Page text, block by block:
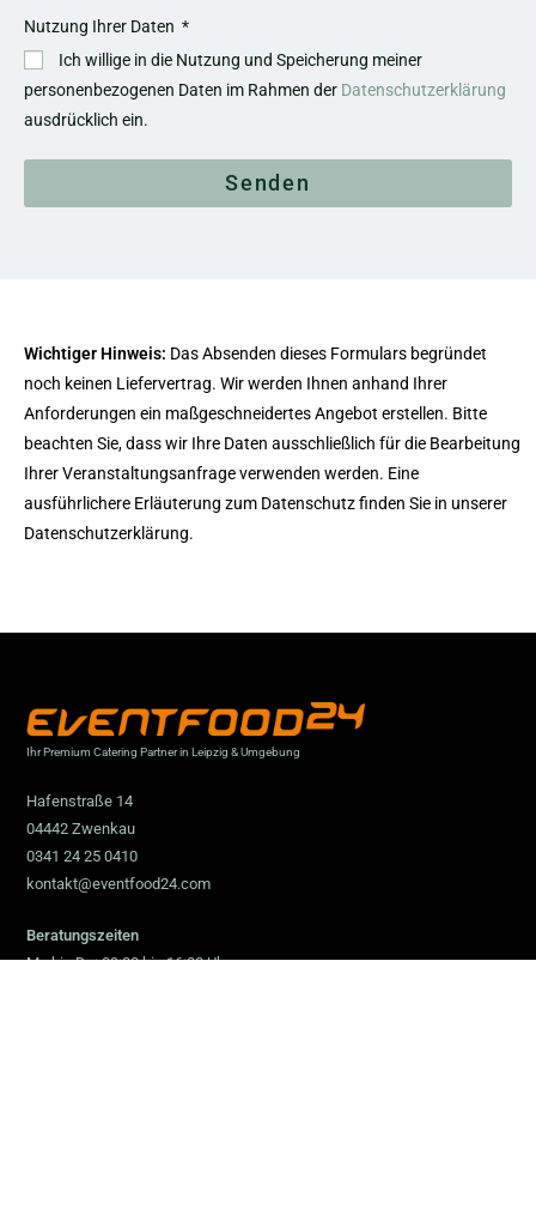
Nutzung Ihrer Daten
Ich willige in die Nutzung und Speicherung meiner
personenbezogenen Daten im Rahmen der Datenschutzerklärung
ausdrücklich ein.
Senden
Wichtiger Hinweis: Das Absenden dieses Formulars begründet
noch keinen Liefervertrag. Wir werden Ihnen anhand Ihrer
Anforderungen ein maßgeschneidertes Angebot erstellen. Bitte
beachten Sie, dass wir Ihre Daten ausschließlich für die Bearbeitung
Ihrer Veranstaltungsanfrage verwenden werden. Eine
ausführlichere Erläuterung zum Datenschutz finden Sie in unserer
Datenschutzerklärung.
Ihr Premium Catering Partner in Leipzig & Umgebung
Hafenstraße 14
04442 Zwenkau
0341 24 25 0410
kontakt@eventfood24.com
Beratungszeiten
Mo bis Do: 09:00 bis 16:00 Uhr